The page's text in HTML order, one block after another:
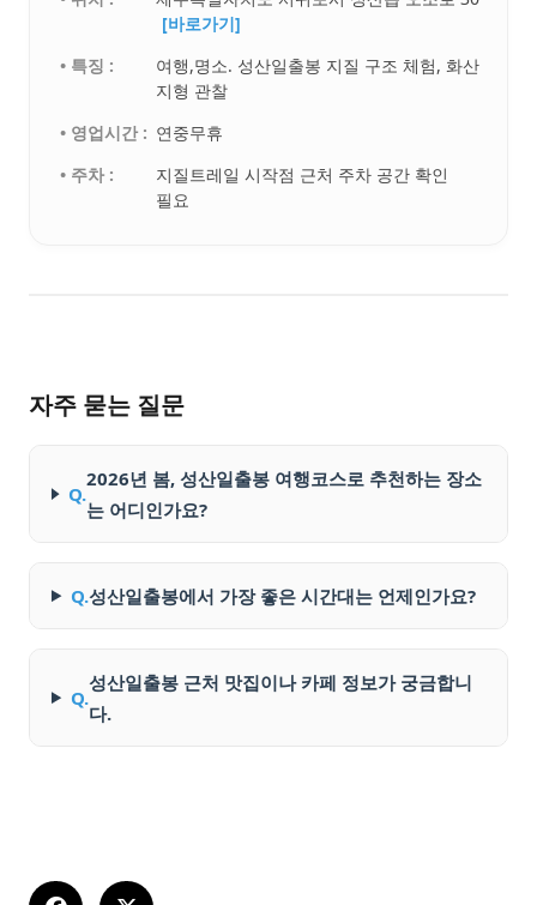
[바로가기]
• 특징 :
여행,명소. 성산일출봉 지질 구조 체험, 화산
지형 관찰
• 영업시간 : 연중무휴
• 주차 :
지질트레일 시작점 근처 주차 공간 확인
필요
자주 묻는 질문
Q.
2026년 봄, 성산일출봉 여행코스로 추천하는 장소
는 어디인가요?
Q.성산일출봉에서 가장 좋은 시간대는 언제인가요?
Q.
성산일출봉 근처 맛집이나 카페 정보가 궁금합니
다.